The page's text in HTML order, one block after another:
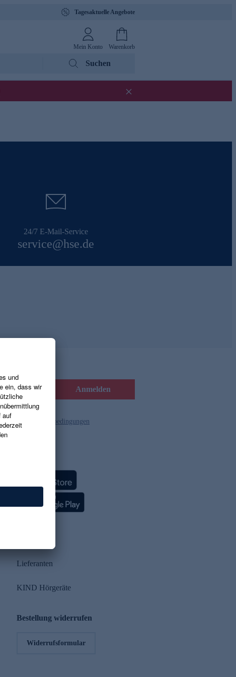
Tagesaktuelle Angebote
Mein Konto Warenkorb
Suchen
24/7 E-Mail-Service
service@hse.de
Anmelden
und die Gutscheinbedingungen
Lieferanten
KIND Hörgeräte
Bestellung widerrufen
Widerrufsformular